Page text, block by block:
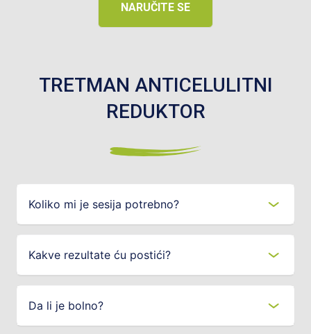
NARUČITE SE
TRETMAN ANTICELULITNI
REDUKTOR
Koliko mi je sesija potrebno?
Kakve rezultate ću postići?
Da li je bolno?